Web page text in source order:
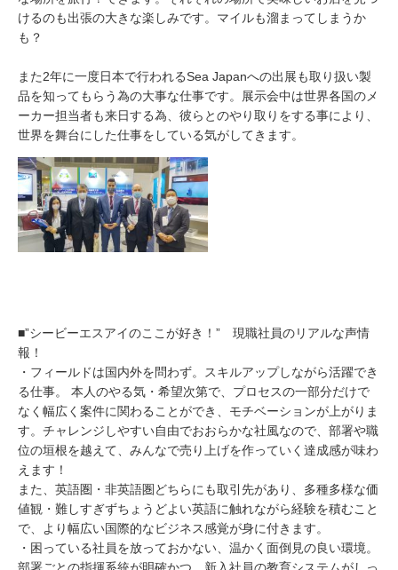
けるのも出張の大きな楽しみです。マイルも溜まってしまうか
も？
また2年に一度日本で行われるSea Japanへの出展も取り扱い製
品を知ってもらう為の大事な仕事です。展示会中は世界各国のメ
ーカー担当者も来日する為、彼らとのやり取りをする事により、
世界を舞台にした仕事をしている気がしてきます。
■”シービーエスアイのここが好き！” 現職社員のリアルな声情
報！
・フィールドは国内外を問わず。スキルアップしながら活躍でき
る仕事。 本人のやる気・希望次第で、プロセスの一部分だけで
なく幅広く案件に関わることができ、モチベーションが上がりま
す。チャレンジしやすい自由でおおらかな社風なので、部署や職
位の垣根を越えて、みんなで売り上げを作っていく達成感が味わ
えます！
また、英語圏・非英語圏どちらにも取引先があり、多種多様な価
値観・難しすぎずちょうどよい英語に触れながら経験を積むこと
で、より幅広い国際的なビジネス感覚が身に付きます。
・困っている社員を放っておかない、温かく面倒見の良い環境。